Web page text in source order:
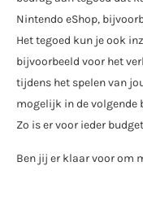
Nintendo eShop,
Het tegoed kun je ook
bijvoorbeeld voor het
tijdens het spelen van
mogelijk in de volgende
Zo is er voor ieder
Ben jij er klaar voor om